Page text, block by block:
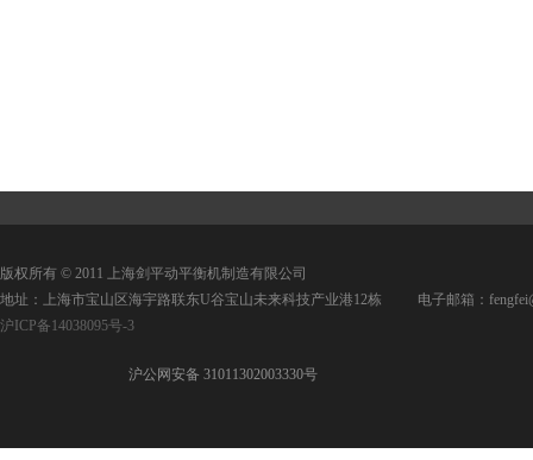
版权所有 © 2011 上海剑平动平衡机制造有限公司
地址：上海市宝山区海宇路联东U谷宝山未来科技产业港12栋 电子邮箱：
沪ICP备14038095号-3
沪公网安备 31011302003330号